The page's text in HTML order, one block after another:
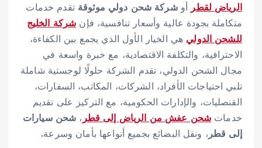
الرياض لقطر أوشركة شحن دولي موثوقة تقدم خدمات
متكاملة بجودة عالية وأسعار تنافسية، فإن شركة الخليج
للشحن الدولي هي الخيار الأول الذي يجمع بين الكفاءة،
الاحترافية، والتكلفة الاقتصادية، مع خبرة واسعة في
مجال الشحن الدولي، تقدم الشركة حلولًا لوجستية شاملة
تلبي احتياجات الأفراد، الشركات، المكاتب، السفارات،
القنصليات، والإدارات الحكومية، مع التركيز على تقديم
خدمات شحن عفش من الرياض إلى قطر ، شحن سيارات
إلى قطر ، ونقل البضائع بجميع أنواعها بأمان وسرعة.